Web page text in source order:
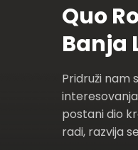
Quo
Banja
Pridruži nam
postani dio
radi, razvija